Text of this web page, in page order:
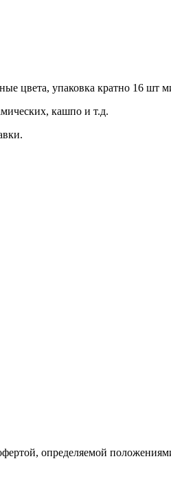
цвета, упаковка кратно 16 шт
кашпо и т.д.
определяемой